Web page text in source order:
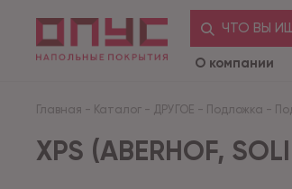
ЧТО ВЫ
О компании
Главная - Каталог - ДРУГОЕ - Подложка -
XPS (ABERHOF,